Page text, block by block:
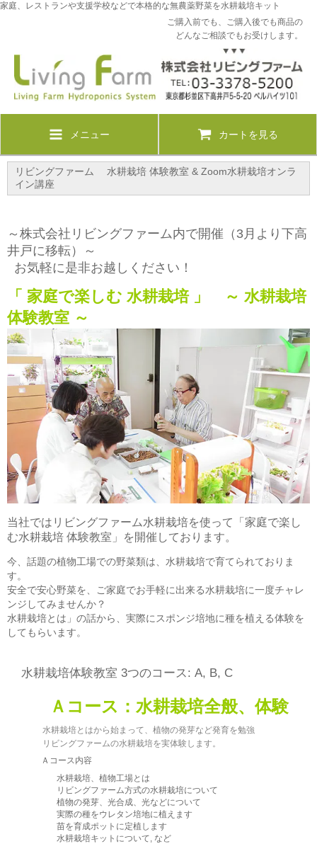
家庭、レストランや支援学校などで本格的な無農薬野菜を水耕栽培キット
ご購入前でも、ご購入後でも商品の
どんなご相談でもお受けします。
メニュー カートを見る
リビングファーム 水耕栽培 体験教室 & Zoom水耕栽培オンラ
イン講座
～株式会社リビングファーム内で開催（3月より下高
井戸に移転）～
お気軽に是非お越しください！
「 家庭で楽しむ 水耕栽培 」
～ 水耕栽培
体験教室 ～
当社ではリビングファーム水耕栽培を使って「家庭で楽し
む水耕栽培 体験教室」を開催しております。
今、話題の植物工場での野菜類は、水耕栽培で育てられておりま
す。
安全で安心野菜を、ご家庭でお手軽に出来る水耕栽培に一度チャレ
ンジしてみませんか？
水耕栽培とは」の話から、実際にスポンジ培地に種を植える体験を
してもらいます。
水耕栽培体験教室 3つのコース: A, B, C
Ａコース：水耕栽培全般、体験
水耕栽培とはから始まって、植物の発芽など発育を勉強
リビングファームの水耕栽培を実体験します。
Ａコース内容
水耕栽培、植物工場とは
リビングファーム方式の水耕栽培について
植物の発芽、光合成、光などについて
実際の種をウレタン培地に植えます
苗を育成ポットに定植します
水耕栽培キットについて, など